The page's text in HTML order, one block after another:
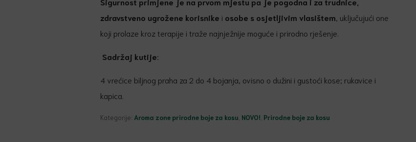
zdravstveno ugrožene korisnike i osobe s osjetljivim vlasištem , uključujući one
koji prolaze kroz terapije i traže najnježnije moguće i prirodno rješenje.
Sadržaj kutije:
4 vrećice biljnog praha za 2 do 4 bojanja, ovisno o dužini i gustoći kose; rukavice i
kapica.
Kategorije: Aroma zone prirodne boje za kosu NOVO! Prirodne boje za kosu